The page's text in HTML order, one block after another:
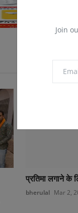
Join
प्रतिमा लगाने के
bherulal Mar 2,